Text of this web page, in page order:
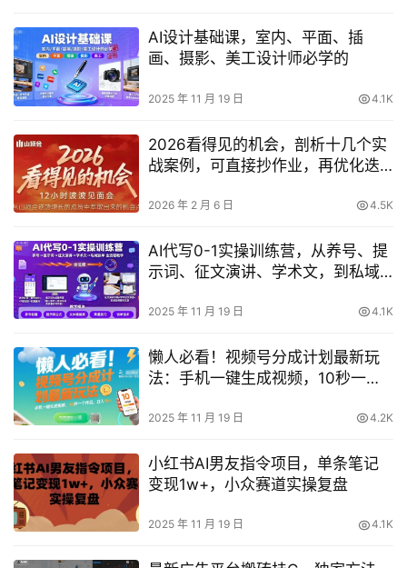
AI设计基础课，室内、平面、插
画、摄影、美工设计师必学的
2025 年 11 月 19 日 4.1K
2026看得见的机会，剖析十几个实
战案例，可直接抄作业，再优化迭
2026 年 2 月 6 日 4.5K
AI代写0-1实操训练营，从养号、提
示词、征文演讲、学术文，到私域
2025 年 11 月 19 日 4.1K
懒人必看！视频号分成计划最新玩
法：手机一键生成视频，10秒一个
2025 年 11 月 19 日 4.2K
小红书AI男友指令项目，单条笔记
变现1w+，小众赛道实操复盘
2025 年 11 月 19 日 4.1K